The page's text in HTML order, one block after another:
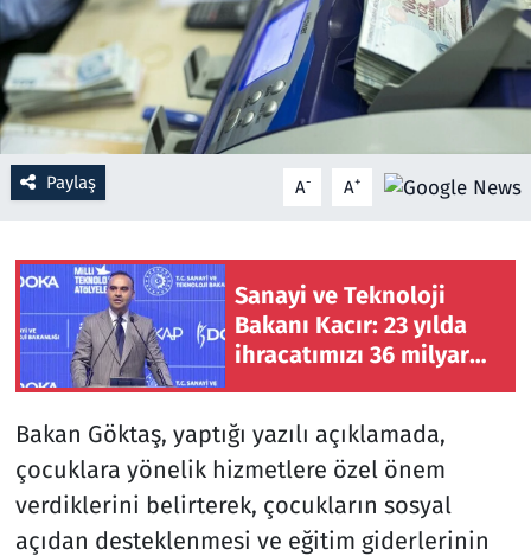
Paylaş A- A+
Sanayi ve Teknoloji
Bakanı Kacır: 23 yılda
ihracatımızı 36 milyar
Bakan Göktaş, yaptığı yazılı açıklamada,
çocuklara yönelik hizmetlere özel önem
verdiklerini belirterek, çocukların sosyal
açıdan desteklenmesi ve eğitim giderlerinin
Rüya Tabirleri
Sağlık
Savunma Sanayi
Seçim 2023
Spor
Teknoloji ve Bilim
Televizyon